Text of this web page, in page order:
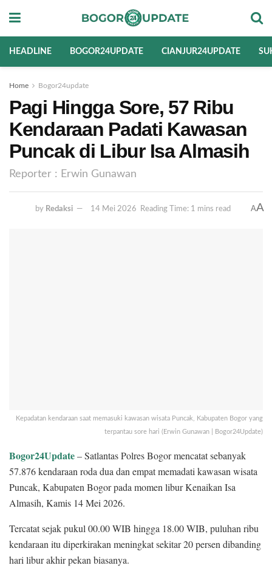
HEADLINE BOGOR24UPDATE CIANJUR24UPDATE
Home Bogor24update
Pagi Hingga Sore, 57 Ribu
Kendaraan Padati Kawasan
Puncak di Libur Isa Almasih
Reporter : Erwin Gunawan
by Redaksi 14 Mei 2026 Reading Time: 1 mins read AA
Kepadatan kendaraan saat memasuki kawasan wisata Puncak, Kabupaten Bogor yang
terpantau sore hari (Erwin Gunawan | Bogor24Update)
Bogor24Update– Satlantas Polres Bogor mencatat sebanyak
57.876 kendaraan roda dua dan empat memadati kawasan wisata
Puncak, Kabupaten Bogor pada momen libur Kenaikan Isa
Almasih, Kamis 14 Mei 2026.
Tercatat sejak pukul 00.00 WIB hingga 18.00 WIB, puluhan ribu
kendaraan itu diperkirakan meningkat sekitar 20 persen dibanding
hari libur akhir pekan biasanya.